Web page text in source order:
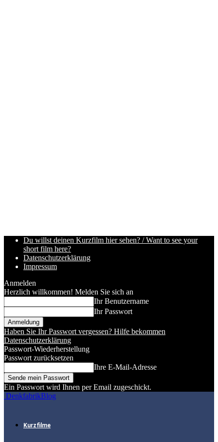
Du willst deinen Kurzfilm hier sehen? / Want to see your
short film here?
Datenschutzerklärung
Impressum
Anmelden
Herzlich willkommen! Melden Sie sich an
Ihr Benutzername
Ihr Passwort
Haben Sie Ihr Passwort vergessen? Hilfe bekommen
Datenschutzerklärung
Passwort-Wiederherstellung
Passwort zurücksetzen
Ihre E-Mail-Adresse
Ein Passwort wird Ihnen per Email zugeschickt.
DenkfabrikBlog
Kurzfilme